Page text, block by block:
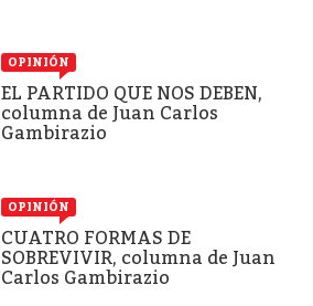
OPINIÓN
EL PARTIDO QUE NOS DEBEN,
columna de Juan Carlos
Gambirazio
OPINIÓN
CUATRO FORMAS DE
SOBREVIVIR, columna de Juan
Carlos Gambirazio